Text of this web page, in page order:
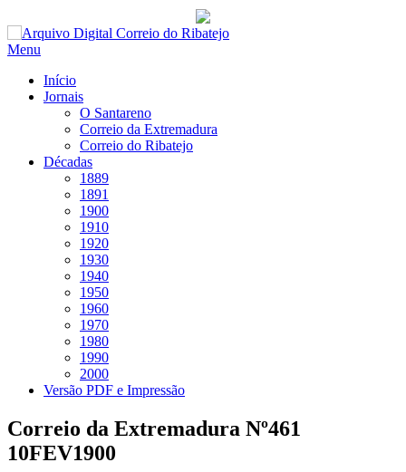
Saltar
para
Menu
Início
Jornais
O Santareno
Correio da Extremadura
Correio do Ribatejo
Décadas
1889
1891
1900
1910
1920
1930
1940
1950
1960
1970
1980
1990
2000
Versão PDF e Impressão
Correio da Extremadura Nº461
10FEV1900